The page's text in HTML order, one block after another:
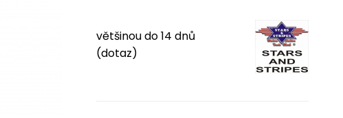
většinou do 14 dnů
(dotaz)